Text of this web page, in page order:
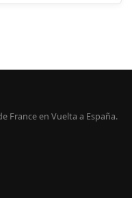
France en Vuelta a España.